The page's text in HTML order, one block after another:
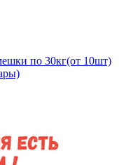
по 30кг(от 10шт)